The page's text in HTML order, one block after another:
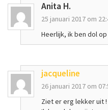
Anita H.
25 januari 2017 om
Heerlijk, ik ben dol
jacqueline
26 januari 2017 om
Ziet er erg lekker uit !